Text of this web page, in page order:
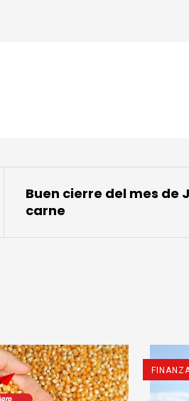
Buen cierre del mes de
carne